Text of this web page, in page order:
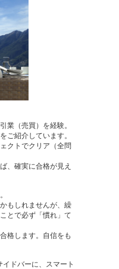
業（売買）を経験。
ご紹介しています。
クトでクリア（全問
、確実に合格が見え
もしれませんが、繰
とで必ず「慣れ」て
格します。自信をも
ドバーに、スマート